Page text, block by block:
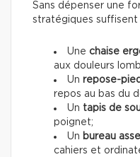
Sans dépenser une
stratégiques suffisent
Une chaise
aux douleurs
Un repose-
repos au bas du
Un tapis de
poignet;
Un bureau
cahiers et